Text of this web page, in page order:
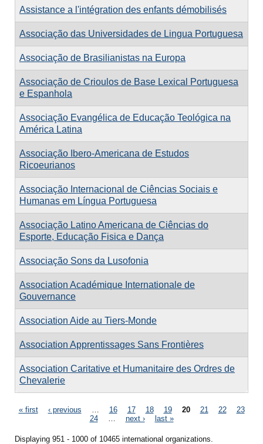
Assistance a l'intégration des enfants démobilisés
Associação das Universidades de Lingua Portuguesa
Associação de Brasilianistas na Europa
Associação de Crioulos de Base Lexical Portuguesa
e Espanhola
Associação Evangélica de Educação Teológica na
América Latina
Associação Ibero-Americana de Estudos
Ricoeurianos
Associação Internacional de Ciências Sociais e
Humanas em Língua Portuguesa
Associação Latino Americana de Ciências do
Esporte, Educação Fisica e Dança
Associação Sons da Lusofonia
Association Académique Internationale de
Gouvernance
Association Aide au Tiers-Monde
Association Apprentissages Sans Frontières
Association Caritative et Humanitaire des Ordres de
Chevalerie
Pages
« first ‹ previous … 16 17 18 19 20 21 22
23
24
… next › last »
Displaying 951 - 1000 of 10465 international organizations.